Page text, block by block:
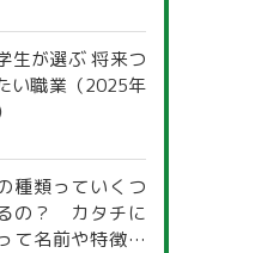
生が選ぶ 将来つ
い職業（2025年
種類っていくつ
の？ カタチに
て名前や特徴が